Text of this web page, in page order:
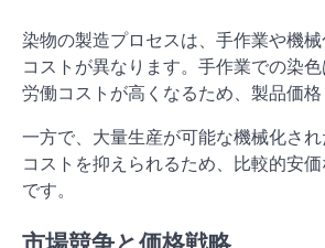
染物の製造プロセスは、手作業や機
コストが異なります。手作業での染色
労働コストが高くなるため、製品価格
一方で、大量生産が可能な機械化され
コストを抑えられるため、比較的安
です。